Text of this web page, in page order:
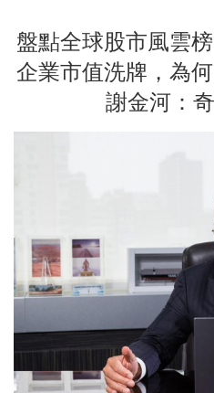
盤點全球股市風雲
企業市值洗牌，為
謝金河：